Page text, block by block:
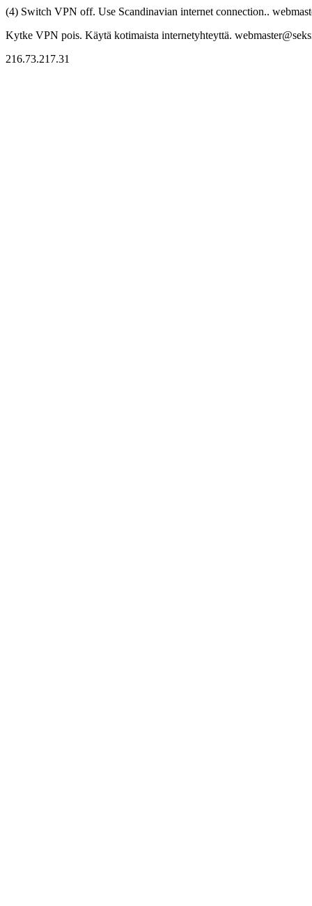
(4) Switch VPN off. Use Scandinavian internet connection..
Kytke VPN pois. Käytä kotimaista internetyhteyttä.
216.73.217.31